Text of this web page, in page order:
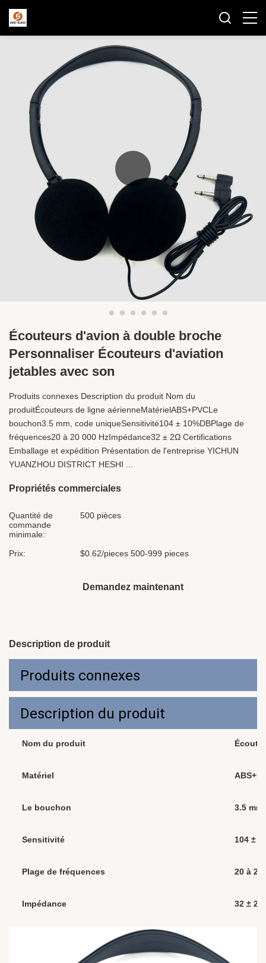
Écouteurs d'avion à double broche
Personnaliser Écouteurs d'aviation
jetables avec son
Produits connexes Description du produit Nom du
produitÉcouteurs de ligne aérienneMatérielABS+PVCLe
bouchon3.5 mm, code uniqueSensitivité104 ± 10%DBPlage de
fréquences20 à 20 000 HzImpédance32 ± 2Ω Certifications
Emballage et expédition Présentation de l'entreprise YICHUN
YUANZHOU DISTRICT HESHI ...
Propriétés commerciales
Quantité de
commande
minimale:
500 pièces
Prix: $0.62/pieces 500-999 pieces
Demandez maintenant
Description de produit
Produits connexes
Description du produit
Nom du produit
Matériel
Le bouchon 3.5
Sensitivité 104 ±
Plage de fréquences 20 à 20
Impédance 32 ± 2Ω